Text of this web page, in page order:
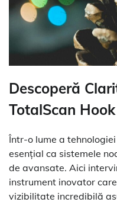
Descoperă
TotalScan
Într-o lume a
esențial ca sistemele
de avansate. Aici
instrument inovator
vizibilitate incredibilă